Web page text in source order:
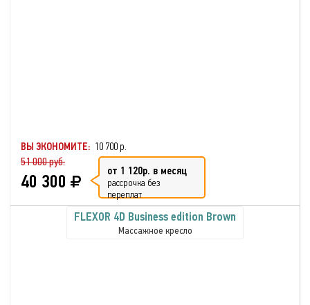
ВЫ ЭКОНОМИТЕ: 10 700 р.
51 000 руб.
40 300 от 1 120р. в месяц
рассрочка без
переплат
FLEXOR 4D Business edition Brown
Массажное кресло